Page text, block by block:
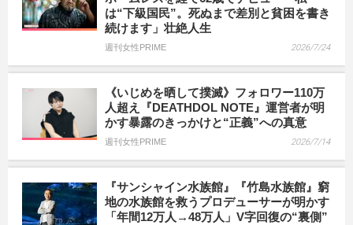
は“下級国民”。死ぬまで差別と貧困を書き
続けます」壮絶人生
週刊女性PRIME 2026/7/24
《いじめを晒して撲滅》フォロワー110万
人超え『DEATHDOL NOTE』運営者が明
かす暴露のきっかけと“正義”への真意
週刊女性PRIME 2026/7/14
『サンシャイン水族館』『竹島水族館』窮
地の水族館を救うプロデューサーが明かす
「年間12万人→48万人」V字回復の“裏側”